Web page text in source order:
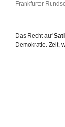
Frankfurter
Das Recht auf
Demokratie. Zeit,